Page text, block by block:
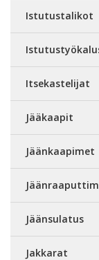
Istutustalikot
Itsekastelijat
Jääkaapit
Jäänkaapimet
Jäänsulatus
Jakkarat